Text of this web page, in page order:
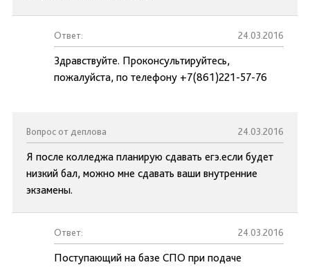
Ответ: 24.03.2016
Здравствуйте. Проконсультируйтесь,
пожалуйста, по телефону +7(861)221-57-76
Вопрос от деплова 24.03.2016
Я после колледжа планирую сдавать егэ.если будет
низкий бал, можно мне сдавать ваши внутренние
экзамены.
Ответ: 24.03.2016
Поступающий на базе СПО при подаче